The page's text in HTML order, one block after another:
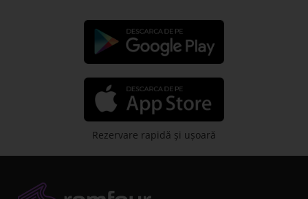
Rezervare rapidă şi uşoară